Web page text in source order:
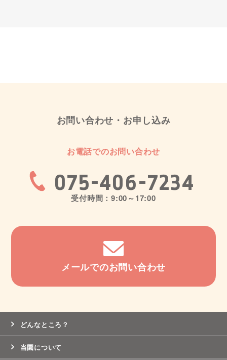
お問い合わせ・お申し込み
お電話でのお問い合わせ
075-406-7234
受付時間：9:00～17:00
メールでのお問い合わせ
どんなところ？
当園について